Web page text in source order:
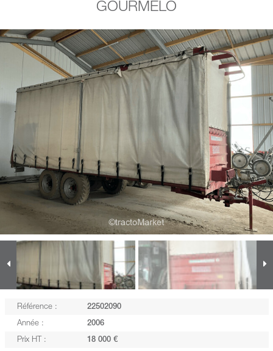
GOURMELO
Référence : 22502090
Année : 2006
Prix HT : 18 000 €